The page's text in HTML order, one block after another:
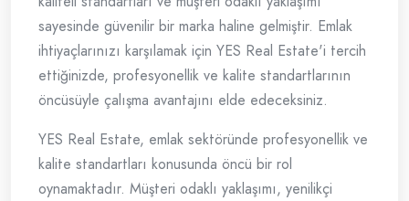
sayesinde güvenilir bir marka haline gelmiştir. Emlak
ihtiyaçlarınızı karşılamak için YES Real Estate'i tercih
ettiğinizde, profesyonellik ve kalite standartlarının
öncüsüyle çalışma avantajını elde edeceksiniz.
YES Real Estate, emlak sektöründe profesyonellik ve
kalite standartları konusunda öncü bir rol
oynamaktadır. Müşteri odaklı yaklaşımı, yenilikçi